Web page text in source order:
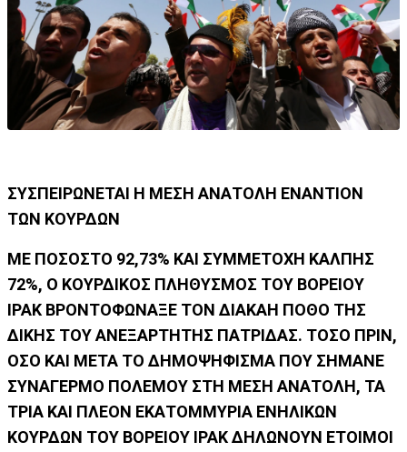
ΣΥΣΠΕΙΡΩΝΕΤΑΙ Η ΜΕΣΗ ΑΝΑΤΟΛΗ ΕΝΑΝΤΙΟΝ
ΤΩΝ ΚΟΥΡΔΩΝ
ΜΕ ΠΟΣΟΣΤΟ 92,73% ΚΑΙ ΣΥΜΜΕΤΟΧΗ ΚΑΛΠΗΣ
72%, Ο ΚΟΥΡΔΙΚΟΣ ΠΛΗΘΥΣΜΟΣ ΤΟΥ ΒΟΡΕΙΟΥ
ΙΡΑΚ ΒΡΟΝΤΟΦΩΝΑΞΕ ΤΟΝ ΔΙΑΚΑΗ ΠΟΘΟ ΤΗΣ
ΔΙΚΗΣ ΤΟΥ ΑΝΕΞΑΡΤΗΤΗΣ ΠΑΤΡΙΔΑΣ. ΤΟΣΟ ΠΡΙΝ,
ΟΣΟ ΚΑΙ ΜΕΤΑ ΤΟ ΔΗΜΟΨΗΦΙΣΜΑ ΠΟΥ ΣΗΜΑΝΕ
ΣΥΝΑΓΕΡΜΟ ΠΟΛΕΜΟΥ ΣΤΗ ΜΕΣΗ ΑΝΑΤΟΛΗ, ΤΑ
ΤΡΙΑ ΚΑΙ ΠΛΕΟΝ ΕΚΑΤΟΜΜΥΡΙΑ ΕΝΗΛΙΚΩΝ
ΚΟΥΡΔΩΝ ΤΟΥ ΒΟΡΕΙΟΥ ΙΡΑΚ ΔΗΛΩΝΟΥΝ ΕΤΟΙΜΟΙ